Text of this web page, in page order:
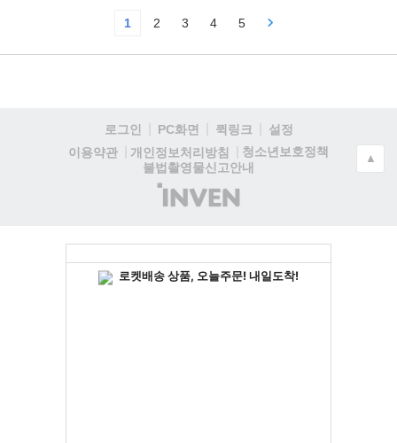
1 2 3 4 5
로그인 PC화면 퀵링크
설정
이용약관
개인정보처리방침
청소년보호정책
불법촬영물신고안내
(주)
인
▲